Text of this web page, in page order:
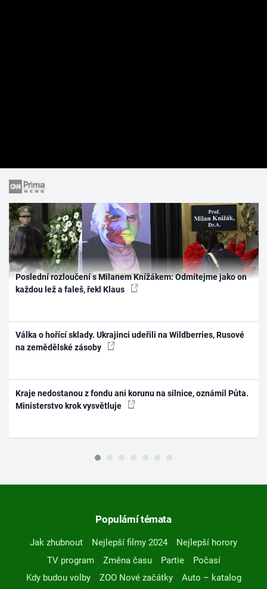
Poslední rozloučení s Milanem Knížákem: Odmítejme jako on
každou lež a faleš, řekl Klaus
Válka o hořící sklady. Ukrajinci udeřili na Wildberries, Rusové
na zemědělské zásoby
Kraje nedostanou z fondu ani korunu na silnice, oznámil Půta.
Ministerstvo krok vysvětluje
Populární témata
Jak zhubnout Nejlepší filmy 2024
Nejlepší horory
TV program
Změna času Partie
Počasí
Kdy budou volby
ZOO Nové začátky
Auto – katalog